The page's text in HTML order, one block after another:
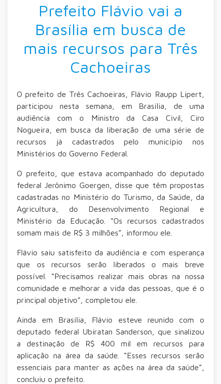
Prefeito Flávio vai a
Brasília em busca de
mais recursos para Três
Cachoeiras
O prefeito de Três Cachoeiras, Flávio Raupp Lipert,
participou nesta semana, em Brasília, de uma
audiência com o Ministro da Casa Civil, Ciro
Nogueira, em busca da liberação de uma série de
recursos já cadastrados pelo município nos
Ministérios do Governo Federal.
O prefeito, que estava acompanhado do deputado
federal Jerônimo Goergen, disse que têm propostas
cadastradas no Ministério do Turismo, da Saúde, da
Agricultura, do Desenvolvimento Regional e
Ministério da Educação. “Os recursos cadastrados
somam mais de R$ 3 milhões”, informou ele.
Flávio saiu satisfeito da audiência e com esperança
que os recursos serão liberados o mais breve
possível. “Precisamos realizar mais obras na nossa
comunidade e melhorar a vida das pessoas, que é o
principal objetivo”, completou ele.
Ainda em Brasília, Flávio esteve reunido com o
deputado federal Ubiratan Sanderson, que sinalizou
a destinação de R$ 400 mil em recursos para
aplicação na área da saúde. “Esses recursos serão
essenciais para manter as ações na área da saúde”,
concluiu o prefeito.